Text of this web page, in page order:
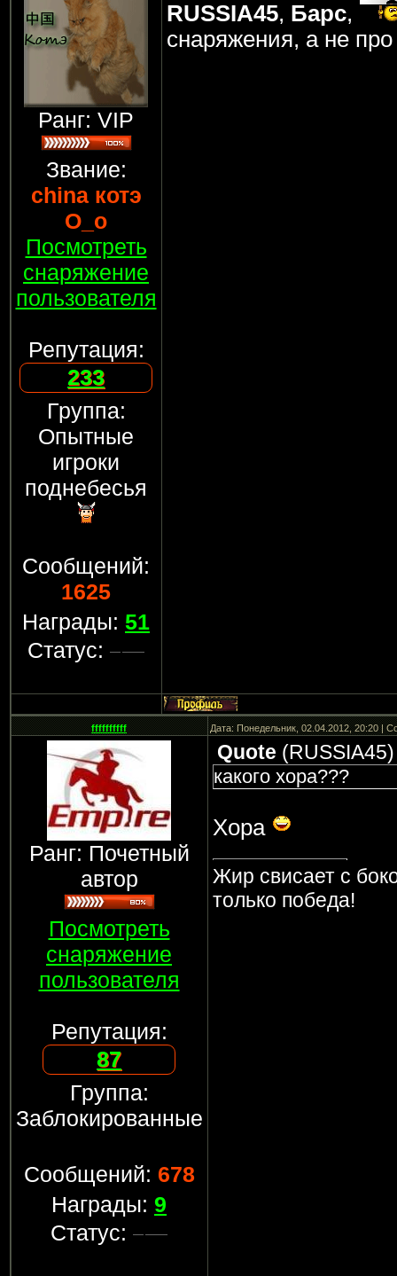
Ранг: VIP
Звание:
china котэ
О_о
Посмотреть
снаряжение
пользователя
Репутация:
233
Группа:
Опытные
игроки
поднебесья
Сообщений:
1625
Награды: 51
Статус:
RUSSIA45, Барс,
снаряжения, а не
ffffffffff Дата: Понедельник, 02.04.2012, 20:20 |
Ранг: Почетный
автор
Посмотреть
снаряжение
пользователя
Репутация:
87
Группа:
Заблокированные
Сообщений: 678
Награды: 9
Статус:
Quote (RUSSIA45)
какого хора???
Хора
Жир свисает с
только победа!